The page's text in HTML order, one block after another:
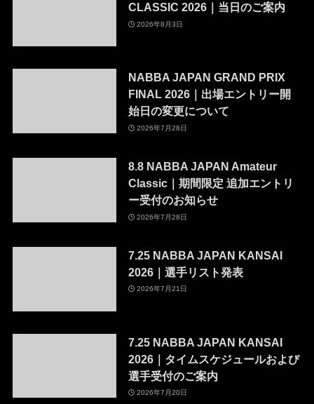
CLASSIC 2026｜当日のご案内
2026年8月3日
NABBA JAPAN GRAND PRIX
FINAL 2026｜出場エントリー開
始日の変更について
2026年7月28日
8.8 NABBA JAPAN Amateur
Classic｜期間限定 追加エントリ
ー受付のお知らせ
2026年7月28日
7.25 NABBA JAPAN KANSAI
2026｜選手リスト発表
2026年7月21日
7.25 NABBA JAPAN KANSAI
2026｜タイムスケジュールおよび
選手受付のご案内
2026年7月20日